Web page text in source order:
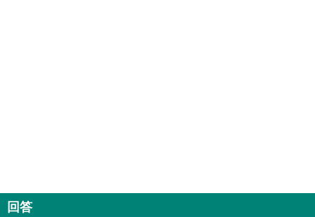
回答